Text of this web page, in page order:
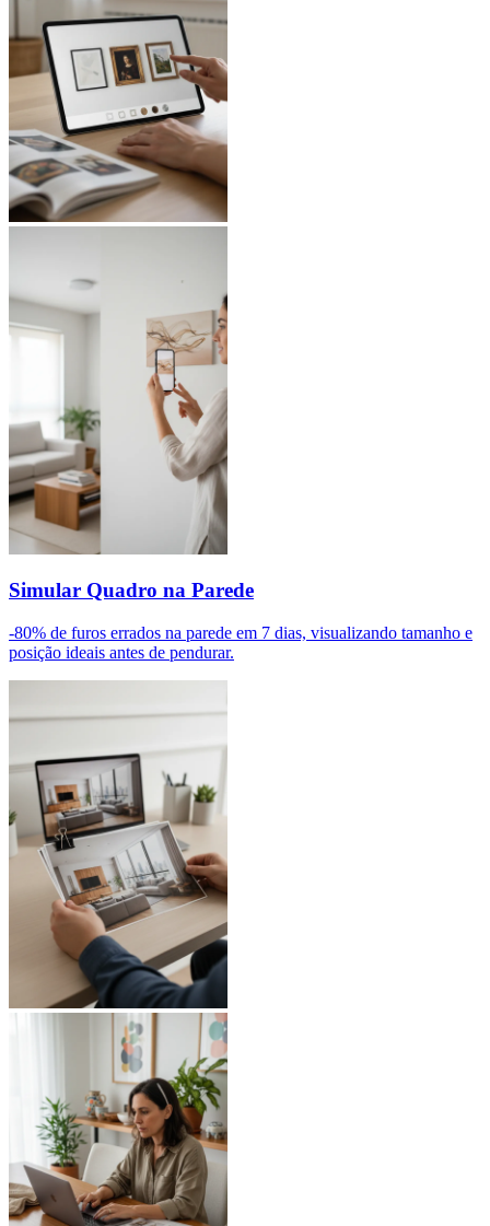
Simular Quadro na Parede
-80% de furos errados na parede em 7 dias, visualizando tamanho e
posição ideais antes de pendurar.